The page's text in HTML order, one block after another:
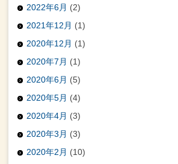
2022年6月 (2)
2021年12月 (1)
2020年12月 (1)
2020年7月 (1)
2020年6月 (5)
2020年5月 (4)
2020年4月 (3)
2020年3月 (3)
2020年2月 (10)